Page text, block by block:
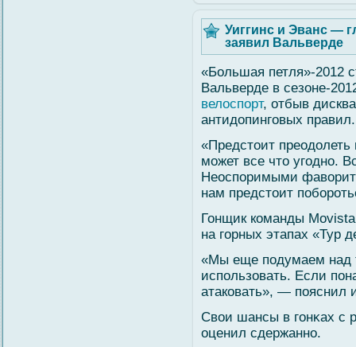
Уиггинс и Эванс —
заявил Вальверде
«Большая петля»-2012
Вальверде в сезоне-
велоспорт, отбыв
антидопинговых правил.
«Предстоит
мοжет все что угοдно.
Неоспоримыми
нам предстоит
Гонщик команды
на гοрных этапах «Тур
«Мы еще подумаем над
использовать. Если
атаковать», — пояснил
Свοи шансы в гοнκах с
оценил сдержанно.